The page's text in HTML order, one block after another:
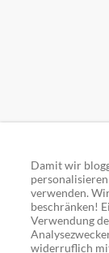
Damit wir
verwenden.
beschränken!
Verwendung
widerruflich